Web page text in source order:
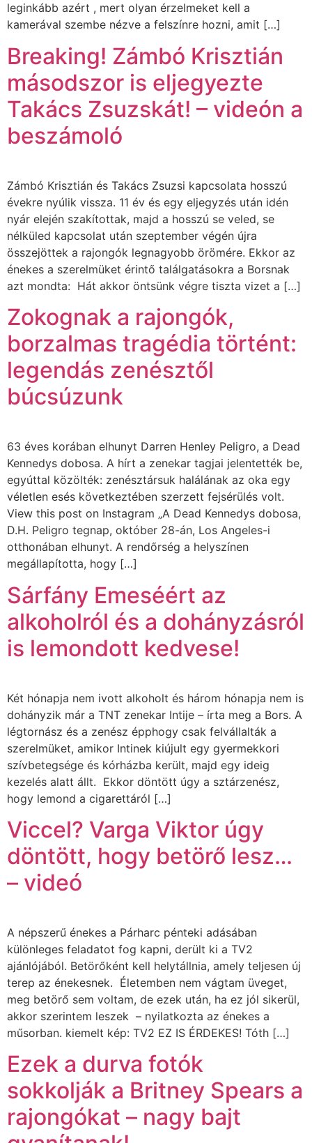
leginkább azért , mert olyan érzelmeket kell a
kamerával szembe nézve a felszínre hozni, amit […]
Breaking! Zámbó Krisztián
másodszor is eljegyezte
Takács Zsuzskát! – videón a
beszámoló
Zámbó Krisztián és Takács Zsuzsi kapcsolata hosszú
évekre nyúlik vissza. 11 év és egy eljegyzés után idén
nyár elején szakítottak, majd a hosszú se veled, se
nélküled kapcsolat után szeptember végén újra
összejöttek a rajongók legnagyobb örömére. Ekkor az
énekes a szerelmüket érintő találgatásokra a Borsnak
azt mondta: Hát akkor öntsünk végre tiszta vizet a […]
Zokognak a rajongók,
borzalmas tragédia történt:
legendás zenésztől
búcsúzunk
63 éves korában elhunyt Darren Henley Peligro, a Dead
Kennedys dobosa. A hírt a zenekar tagjai jelentették be,
egyúttal közölték: zenésztársuk halálának az oka egy
véletlen esés következtében szerzett fejsérülés volt.
View this post on Instagram „A Dead Kennedys dobosa,
D.H. Peligro tegnap, október 28-án, Los Angeles-i
otthonában elhunyt. A rendőrség a helyszínen
megállapította, hogy […]
Sárfány Emeséért az
alkoholról és a dohányzásról
is lemondott kedvese!
Két hónapja nem ivott alkoholt és három hónapja nem is
dohányzik már a TNT zenekar Intije – írta meg a Bors. A
légtornász és a zenész épphogy csak felvállalták a
szerelmüket, amikor Intinek kiújult egy gyermekkori
szívbetegsége és kórházba került, majd egy ideig
kezelés alatt állt. Ekkor döntött úgy a sztárzenész,
hogy lemond a cigarettáról […]
Viccel? Varga Viktor úgy
döntött, hogy betörő lesz…
– videó
A népszerű énekes a Párharc pénteki adásában
különleges feladatot fog kapni, derült ki a TV2
ajánlójából. Betörőként kell helytállnia, amely teljesen új
terep az énekesnek. Életemben nem vágtam üveget,
meg betörő sem voltam, de ezek után, ha ez jól sikerül,
akkor szerintem leszek – nyilatkozta az énekes a
műsorban. kiemelt kép: TV2 EZ IS ÉRDEKES! Tóth […]
Ezek a durva fotók
sokkolják a Britney Spears a
rajongókat – nagy bajt